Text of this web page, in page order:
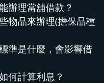
辦理當舖借款？
物品來辦理(擔保品種
準是什麼，會影響借
何計算利息？